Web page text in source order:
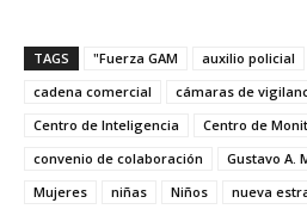
TAGS "Fuerza GAM auxilio policial
cadena comercial
cámaras de
Centro de Inteligencia
Centro de
convenio de colaboración
Gustavo A.
Mujeres
niñas Niños nueva